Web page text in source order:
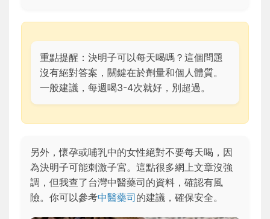
重點提醒：決明子可以每天喝嗎？這個問題
沒有絕對答案，關鍵在於劑量和個人體質。
一般建議，每週喝3-4次就好，別超過。
另外，懷孕或哺乳中的女性絕對不要每天喝，因
為決明子可能刺激子宮。這點很多網上文章沒強
調，但我查了台灣中醫藥司的資料，確認有風
險。你可以參考中醫藥司的建議，確保安全。